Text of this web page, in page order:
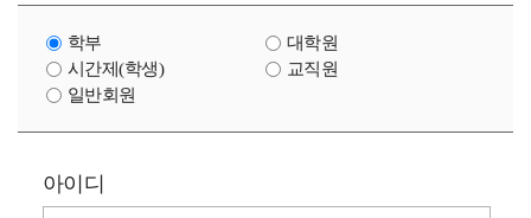
학부
대학원
시간제(학생)
교직원
일반회원
아이디